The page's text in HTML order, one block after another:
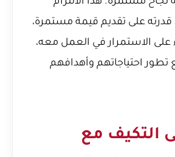
على تقديم قيمة مستمرة،
الاستمرار في العمل معه،
تطور احتياجاتهم وأهدافهم
التكيف مع